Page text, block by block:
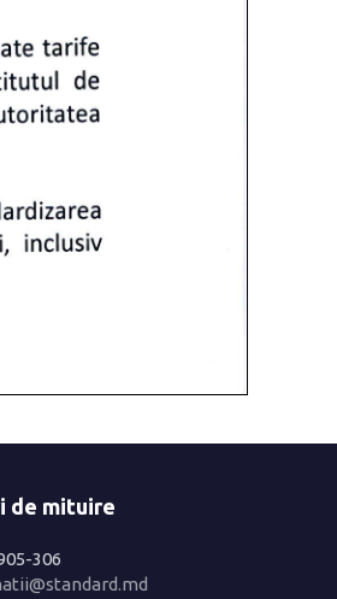
de mituire
306